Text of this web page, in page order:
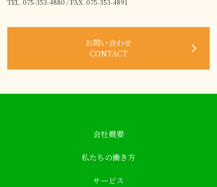
TEL. 075-353-4880 / FAX. 075-353-4891
お問い合わせ
CONTACT
会社概要
私たちの働き方
サービス